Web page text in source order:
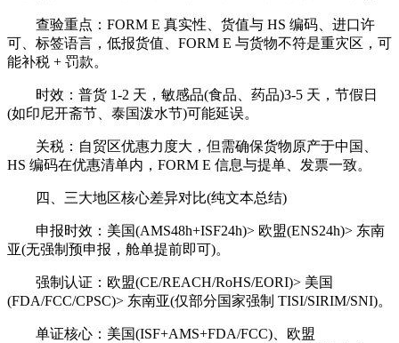
查验重点：FORM E 真实性、货值与 HS 编码、进口许
可、标签语言，低报货值、FORM E 与货物不符是重灾区，可
能补税 + 罚款。
时效：普货 1-2 天，敏感品(食品、药品)3-5 天，节假日
(如印尼开斋节、泰国泼水节)可能延误。
关税：自贸区优惠力度大，但需确保货物原产于中国、
HS 编码在优惠清单内，FORM E 信息与提单、发票一致。
四、三大地区核心差异对比(纯文本总结)
申报时效：美国(AMS48h+ISF24h)> 欧盟(ENS24h)> 东南
亚(无强制预申报，舱单提前即可)。
强制认证：欧盟(CE/REACH/RoHS/EORI)> 美国
(FDA/FCC/CPSC)> 东南亚(仅部分国家强制 TISI/SIRIM/SNI)。
单证核心：美国(ISF+AMS+FDA/FCC)、欧盟